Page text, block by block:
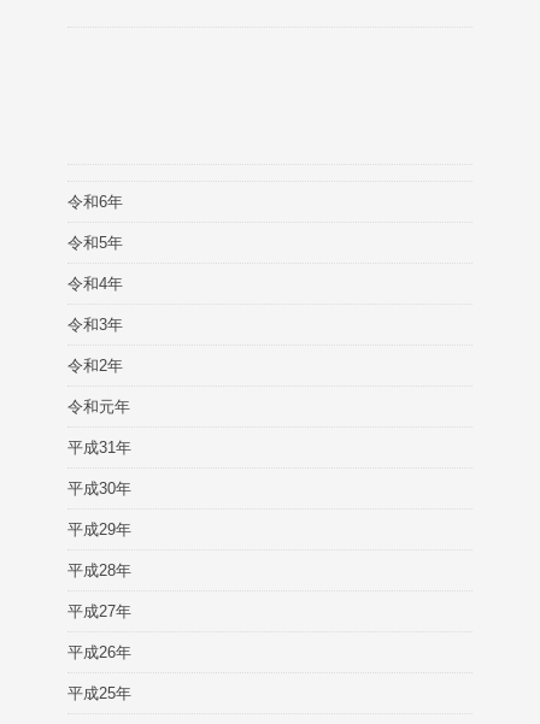
令和6年
令和5年
令和4年
令和3年
令和2年
令和元年
平成31年
平成30年
平成29年
平成28年
平成27年
平成26年
平成25年